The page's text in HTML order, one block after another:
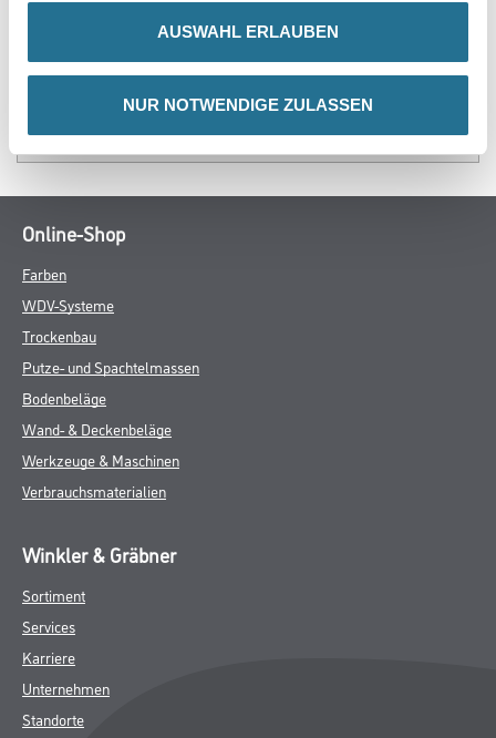
AUSWAHL ERLAUBEN
NUR NOTWENDIGE ZULASSEN
GEFAHRENHINWEISE
DATENBLÄTTER
SPEZIFIKATIONEN
Online-Shop
Farben
WDV-Systeme
Trockenbau
Putze- und Spachtelmassen
Bodenbeläge
Wand- & Deckenbeläge
Werkzeuge & Maschinen
Verbrauchsmaterialien
Winkler & Gräbner
Sortiment
Services
Karriere
Unternehmen
Standorte